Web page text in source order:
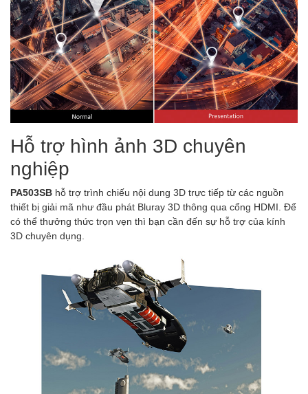
Hỗ trợ hình ảnh 3D chuyên
nghiệp
PA503SB hỗ trợ trình chiếu nội dung 3D trực tiếp từ các nguồn
thiết bị giải mã như đầu phát Bluray 3D thông qua cổng HDMI. Để
có thể thưởng thức trọn vẹn thì bạn cần đến sự hỗ trợ của kính
3D chuyên dụng.